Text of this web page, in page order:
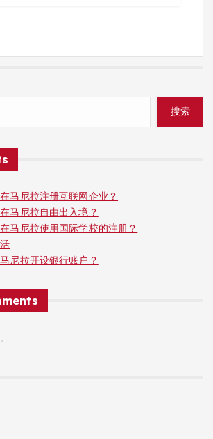
搜索
马尼拉注册互联网企业？
马尼拉自由出入境？
马尼拉使用国际学校的注册？
尼拉开设银行账户？